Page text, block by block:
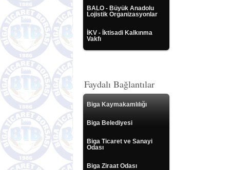
BALO - Büyük Anadolu
Lojistik Organizasyonlar
İKV - İktisadi Kalkınma
Vakfı
Faydalı Bağlantılar
Biga Kaymakamlılığı
Biga Belediyesi
Biga Ticaret ve Sanayi
Odası
Biga Ziraat Odası